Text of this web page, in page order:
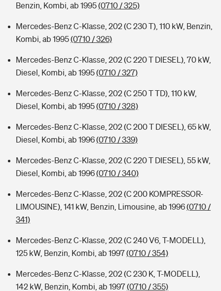
Benzin, Kombi, ab 1995(0710 / 325)
Mercedes-Benz C-Klasse, 202 (C 230 T), 110 kW, Benzin,
Kombi, ab 1995(0710 / 326)
Mercedes-Benz C-Klasse, 202 (C 220 T DIESEL), 70 kW,
Diesel, Kombi, ab 1995(0710 / 327)
Mercedes-Benz C-Klasse, 202 (C 250 T TD), 110 kW,
Diesel, Kombi, ab 1995(0710 / 328)
Mercedes-Benz C-Klasse, 202 (C 200 T DIESEL), 65 kW,
Diesel, Kombi, ab 1996(0710 / 339)
Mercedes-Benz C-Klasse, 202 (C 220 T DIESEL), 55 kW,
Diesel, Kombi, ab 1996(0710 / 340)
Mercedes-Benz C-Klasse, 202 (C 200 KOMPRESSOR-
LIMOUSINE), 141 kW, Benzin, Limousine, ab 1996(0710 /
341)
Mercedes-Benz C-Klasse, 202 (C 240 V6, T-MODELL),
125 kW, Benzin, Kombi, ab 1997(0710 / 354)
Mercedes-Benz C-Klasse, 202 (C 230 K, T-MODELL),
142 kW, Benzin, Kombi, ab 1997(0710 / 355)